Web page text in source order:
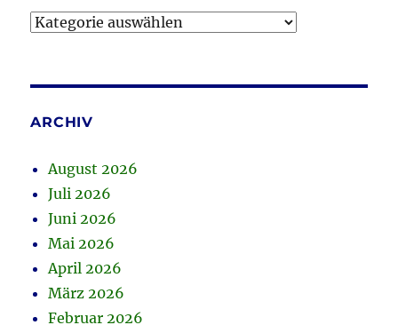
Kategorien
ARCHIV
August 2026
Juli 2026
Juni 2026
Mai 2026
April 2026
März 2026
Februar 2026